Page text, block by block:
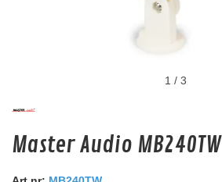
dBVox Kopplingsplint 6xM8 Svart
Svart Kopplingsplint. 6st M8
Snabblager 1-3 dagar
1 / 3
Master Audio MB240TW